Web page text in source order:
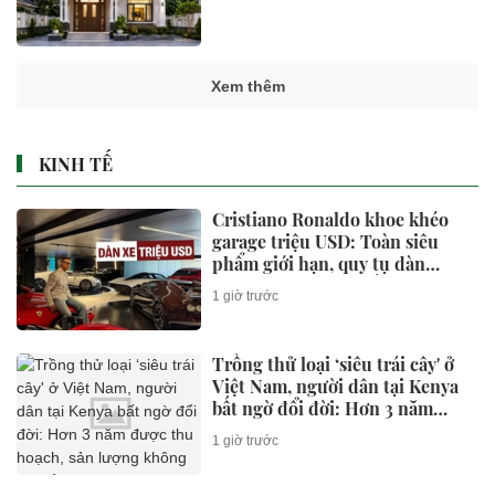
Xem thêm
KINH TẾ
Cristiano Ronaldo khoe khéo
garage triệu USD: Toàn siêu
phẩm giới hạn, quy tụ dàn
Bugatti và Ferrari đắt đỏ
1 giờ trước
Trồng thử loại ‘siêu trái cây' ở
Việt Nam, người dân tại Kenya
bất ngờ đổi đời: Hơn 3 năm
được thu hoạch, sản lượng
không đủ để bán
1 giờ trước